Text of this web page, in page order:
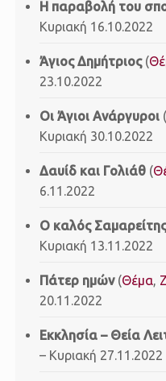
H παραβολή του
Κυριακή 16.10.2022
Άγιος Δημήτριος(
23.10.2022
Οι Άγιοι Ανάργυροι (
Κυριακή 30.10.2022
Δαυίδ και Γολιάθ (
6.11.2022
Ο καλός Σαμαρείτης
Κυριακή 13.11.2022
Πάτερ ημών(Θέμα,
20.11.2022
Εκκλησία – Θεία
– Κυριακή 27.11.2022